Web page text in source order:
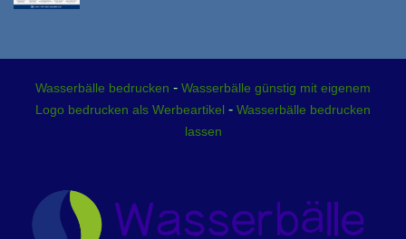
Wasserbälle bedrucken - Wasserbälle günstig mit eigenem
Logo bedrucken als Werbeartikel - Wasserbälle bedrucken
lassen